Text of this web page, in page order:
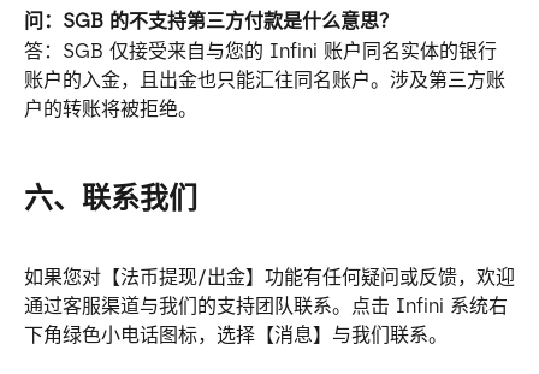
问：SGB 的不支持第三方付款是什么意思？
答：SGB 仅接受来自与您的 Infini 账户同名实体的银行
账户的入金，且出金也只能汇往同名账户。涉及第三方账
户的转账将被拒绝。
六、联系我们
如果您对【法币提现/出金】功能有任何疑问或反馈，欢迎
通过客服渠道与我们的支持团队联系。点击 Infini 系统右
下角绿色小电话图标，选择【消息】与我们联系。